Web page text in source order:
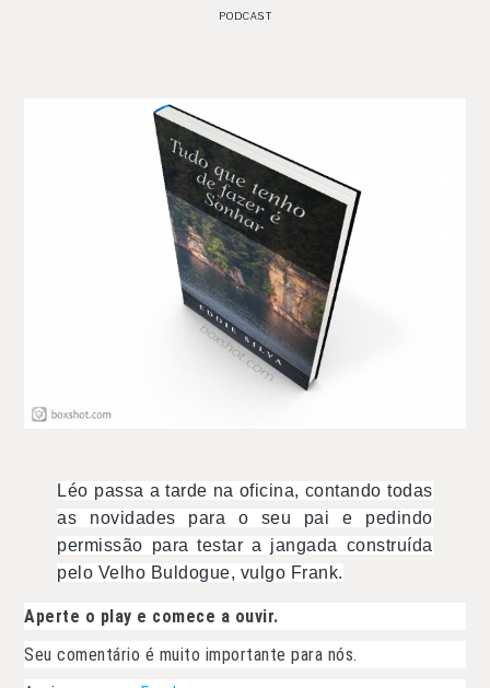
PODCAST
Léo passa a tarde na oficina, contando todas
as novidades para o seu pai e pedindo
permissão para testar a jangada construída
pelo Velho Buldogue, vulgo Frank.
Aperte o play e comece a ouvir.
Seu comentário é muito importante para nós.